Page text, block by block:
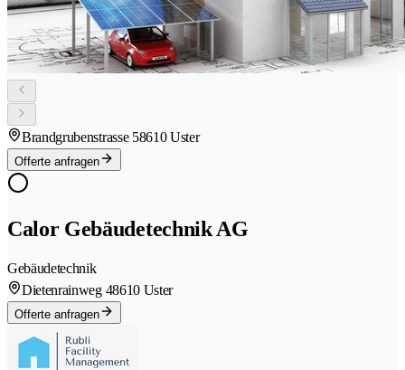
Brandgrubenstrasse 58610 Uster
Offerte anfragen
Calor Gebäudetechnik AG
Gebäudetechnik
Dietenrainweg 48610 Uster
Offerte anfragen